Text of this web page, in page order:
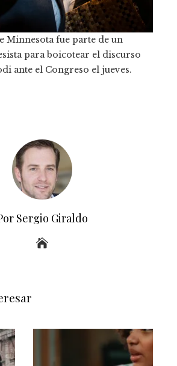
Minnesota fue parte de un
para boicotear el discurso
ante el Congreso el jueves.
Sergio Giraldo